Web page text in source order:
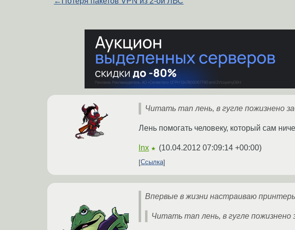
Читать man лень, в гугле пожизнено
Лень помогать человеку, который сам
lnx ★ (10.04.2012 07:09:14 +00:00)
Ссылка
Впервые в жизни настраиваю
Читать man лень, в гугле пожизнено